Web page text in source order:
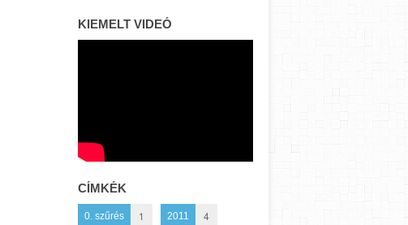
KIEMELT VIDEÓ
CÍMKÉK
0. szűrés 1 2011 4